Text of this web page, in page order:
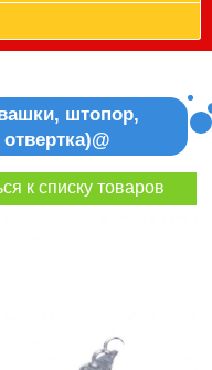
штопор,
к списку товаров